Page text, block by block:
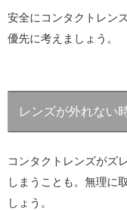
安全にコンタクトレン
優先に考えましょう。
レンズが外れない
コンタクトレンズがズ
しまうことも。無理に
しょう。